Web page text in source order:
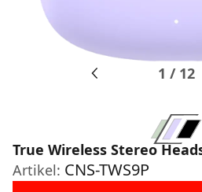
1 / 12
True Wireless Stereo
Artikel: CNS-TWS9P